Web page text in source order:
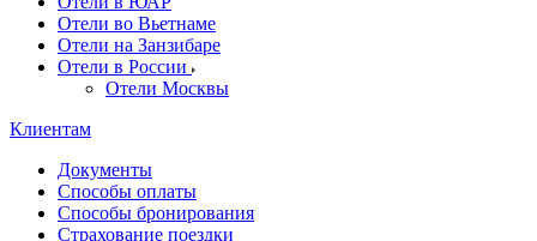
Отели во Вьетнаме
Отели на Занзибаре
Отели в России
Отели Москвы
Клиентам
Документы
Способы оплаты
Способы бронирования
Страхование поездки